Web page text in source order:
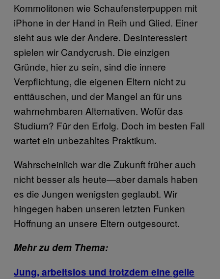
Kommolitonen wie Schaufensterpuppen mit
iPhone in der Hand in Reih und Glied. Einer
sieht aus wie der Andere. Desinteressiert
spielen wir Candycrush. Die einzigen
Gründe, hier zu sein, sind die innere
Verpflichtung, die eigenen Eltern nicht zu
enttäuschen, und der Mangel an für uns
wahrnehmbaren Alternativen. Wofür das
Studium? Für den Erfolg. Doch im besten Fall
wartet ein unbezahltes Praktikum.
Wahrscheinlich war die Zukunft früher auch
nicht besser als heute—aber damals haben
es die Jungen wenigsten geglaubt. Wir
hingegen haben unseren letzten Funken
Hoffnung an unsere Eltern outgesourct.
Mehr zu dem Thema:
Jung, arbeitslos und trotzdem eine geile